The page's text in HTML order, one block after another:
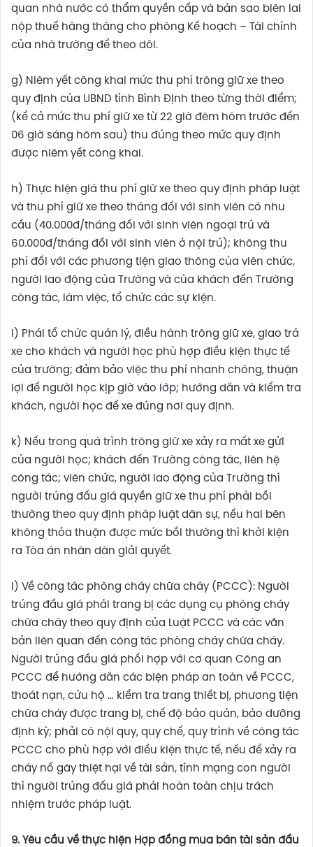
quan nhà nước có thẩm quyền cấp và bản sao biên lai
nộp thuế hàng tháng cho phòng Kế hoạch – Tài chính
của nhà trường để theo dõi.
g) Niêm yết công khai mức thu phí trông giữ xe theo
quy định của UBND tỉnh Bình Định theo từng thời điểm;
(kể cả mức thu phí giữ xe từ 22 giờ đêm hôm trước đến
06 giờ sáng hôm sau) thu đúng theo mức quy định
được niêm yết công khai.
h) Thực hiện giá thu phí giữ xe theo quy định pháp luật
và thu phí giữ xe theo tháng đối với sinh viên có nhu
cầu (40.000đ/tháng đối với sinh viên ngoại trú và
60.000đ/tháng đối với sinh viên ở nội trú); không thu
phí đối với các phương tiện giao thông của viên chức,
người lao động của Trường và của khách đến Trường
công tác, làm việc, tổ chức các sự kiện.
i) Phải tổ chức quản lý, điều hành trông giữ xe, giao trả
xe cho khách và người học phù hợp điều kiện thực tế
của trường; đảm bảo việc thu phí nhanh chóng, thuận
lợi để người học kịp giờ vào lớp; hướng dẫn và kiểm tra
khách, người học để xe đúng nơi quy định.
k) Nếu trong quá trình trông giữ xe xảy ra mất xe gửi
của người học; khách đến Trường công tác, liên hệ
công tác; viên chức, người lao động của Trường thì
người trúng đấu giá quyền giữ xe thu phí phải bồi
thường theo quy định pháp luật dân sự, nếu hai bên
không thỏa thuận được mức bồi thường thì khởi kiện
ra Tòa án nhân dân giải quyết.
l) Về công tác phòng cháy chữa cháy (PCCC): Người
trúng đấu giá phải trang bị các dụng cụ phòng cháy
chữa cháy theo quy định của Luật PCCC và các văn
bản liên quan đến công tác phòng cháy chữa cháy.
Người trúng đấu giá phối hợp với cơ quan Công an
PCCC để hướng dẫn các biện pháp an toàn về PCCC,
thoát nạn, cứu hộ … kiểm tra trang thiết bị, phương tiện
chữa cháy được trang bị, chế độ bảo quản, bảo dưỡng
định kỳ; phải có nội quy, quy chế, quy trình về công tác
PCCC cho phù hợp với điều kiện thực tế, nếu để xảy ra
cháy nổ gây thiệt hại về tài sản, tính mạng con người
thì người trúng đấu giá phải hoàn toàn chịu trách
nhiệm trước pháp luật.
9. Yêu cầu về thực hiện Hợp đồng mua bán tài sản đấu